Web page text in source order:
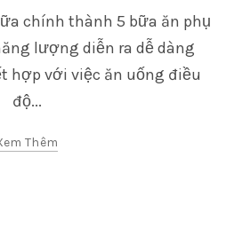
chính thành 5 bữa ăn phụ
lượng diễn ra dễ dàng
hợp với việc ăn uống điều
độ...
Thêm